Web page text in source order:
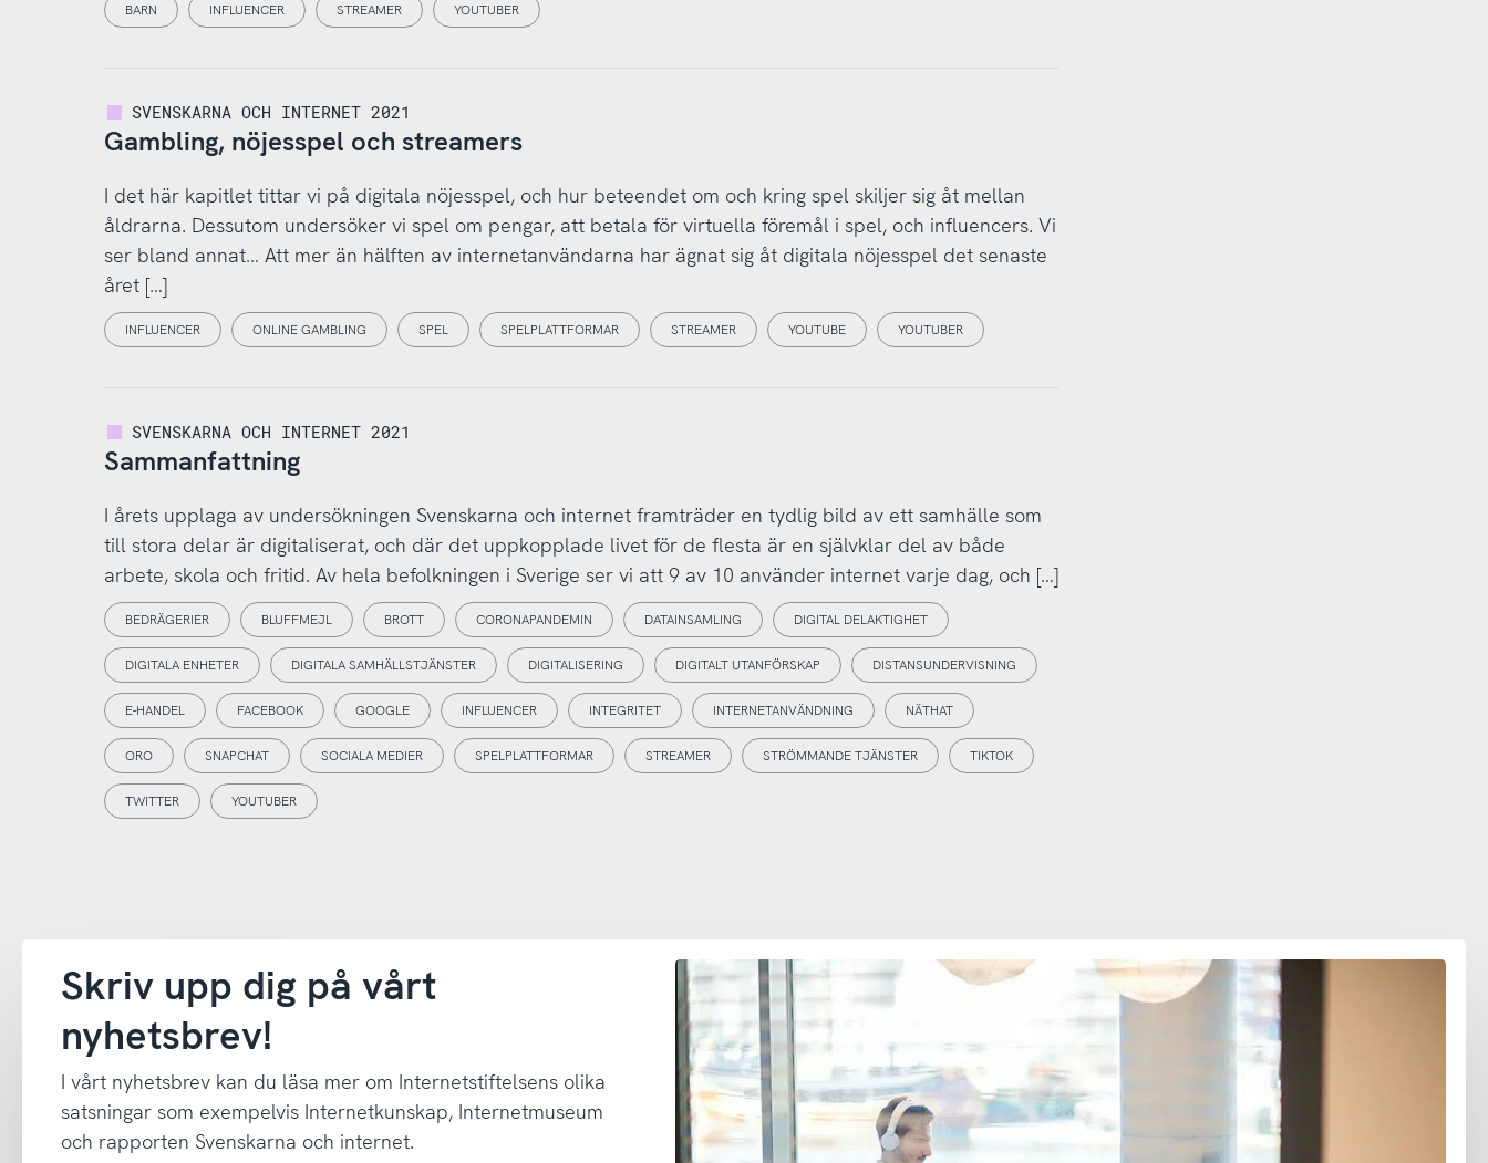
BARN INFLUENCER STREAMER YOUTUBER
SVENSKARNA OCH INTERNET 2021
Gambling, nöjesspel och streamers
I det här kapitlet tittar vi på digitala nöjesspel, och hur beteendet om och kring spel skiljer sig åt mellan
åldrarna. Dessutom undersöker vi spel om pengar, att betala för virtuella föremål i spel, och influencers. Vi
ser bland annat… Att mer än hälften av internetanvändarna har ägnat sig åt digitala nöjesspel det senaste
året […]
INFLUENCER ONLINE GAMBLING SPEL SPELPLATTFORMAR STREAMER YOUTUBE YOUTUBER
SVENSKARNA OCH INTERNET 2021
Sammanfattning
I årets upplaga av undersökningen Svenskarna och internet framträder en tydlig bild av ett samhälle som
till stora delar är digitaliserat, och där det uppkopplade livet för de flesta är en självklar del av både
arbete, skola och fritid. Av hela befolkningen i Sverige ser vi att 9 av 10 använder internet varje dag, och […]
BEDRÄGERIER BLUFFMEJL BROTT CORONAPANDEMIN DATAINSAMLING DIGITAL DELAKTIGHET
DIGITALA ENHETER DIGITALA SAMHÄLLSTJÄNSTER DIGITALISERING DIGITALT UTANFÖRSKAP DISTANSUNDERVISNING
E-HANDEL FACEBOOK GOOGLE INFLUENCER INTEGRITET INTERNETANVÄNDNING NÄTHAT
ORO SNAPCHAT SOCIALA MEDIER SPELPLATTFORMAR STREAMER STRÖMMANDE TJÄNSTER TIKTOK
TWITTER YOUTUBER
Skriv upp dig på vårt
nyhetsbrev!
I vårt nyhetsbrev kan du läsa mer om Internetstiftelsens olika
satsningar som exempelvis Internetkunskap, Internetmuseum
och rapporten Svenskarna och internet.